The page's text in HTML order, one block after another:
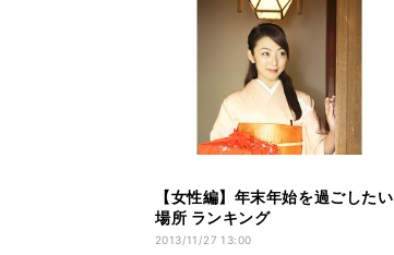
【女性編】年末年始を過ごしたい
場所 ランキング
2013/11/27 13:00